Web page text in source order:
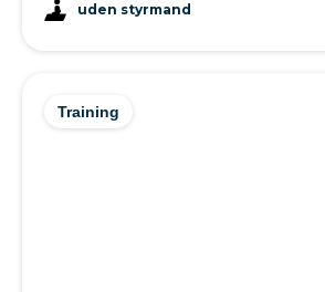
uden styrmand
Training